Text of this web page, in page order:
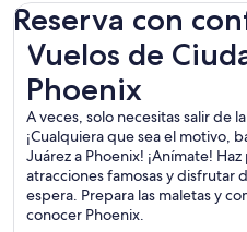
Reserva con
Vuelos de
Phoenix
A veces, solo necesitas salir de
¡Cualquiera que sea el motivo,
Juárez a Phoenix! ¡Anímate!
atracciones famosas y disfrutar
espera. Prepara las maletas y
conocer Phoenix.
Vuelos de Ciudad Juárez a